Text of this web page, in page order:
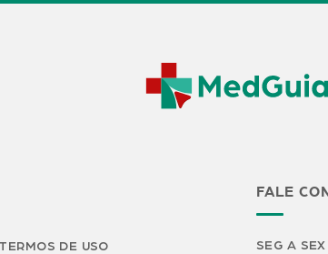
TERMOS DE USO
FALE
SEG A